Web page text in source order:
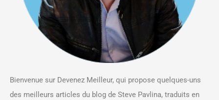
Bienvenue sur Devenez Meilleur, qui propose quelques-uns
des meilleurs articles du blog de Steve Pavlina, traduits en